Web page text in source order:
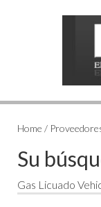
Home /
Su
Gas Licuado